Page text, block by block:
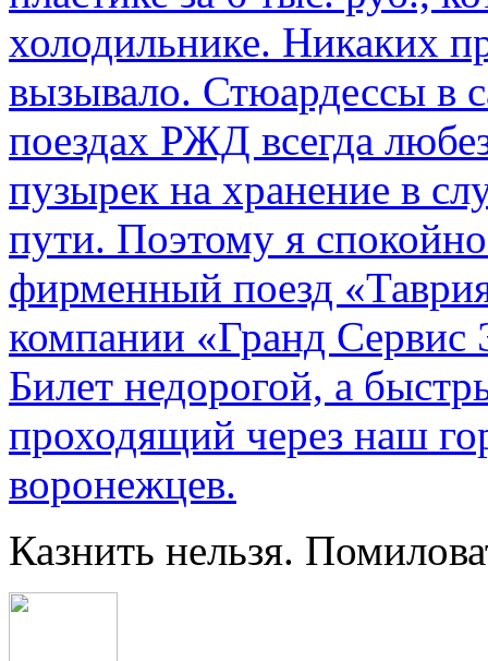
холодильнике. Никаких
вызывало. Стюардессы в
поездах РЖД всегда
пузырек на хранение в
пути. По­этому я
фирменный поезд
компании «Гранд Сервис
Билет недорогой, а
проходящий через наш
воронежцев.
Казнить нельзя.